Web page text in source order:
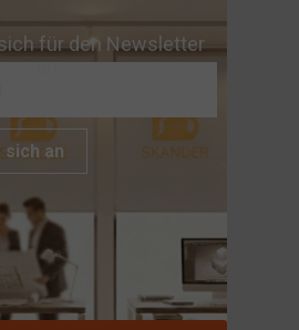
für den Newsletter
an
sich an